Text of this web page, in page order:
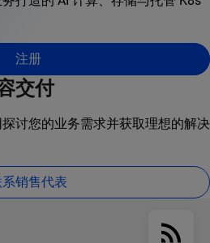
注册
交付
讨您的业务需求并获取理想的解决
销售代表